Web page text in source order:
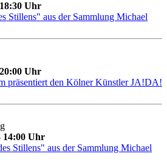
Uhr
Stillens" aus der Sammlung Michael
Uhr
präsentiert den Kölner Künstler JA!DA!
14:00 Uhr
Stillens" aus der Sammlung Michael